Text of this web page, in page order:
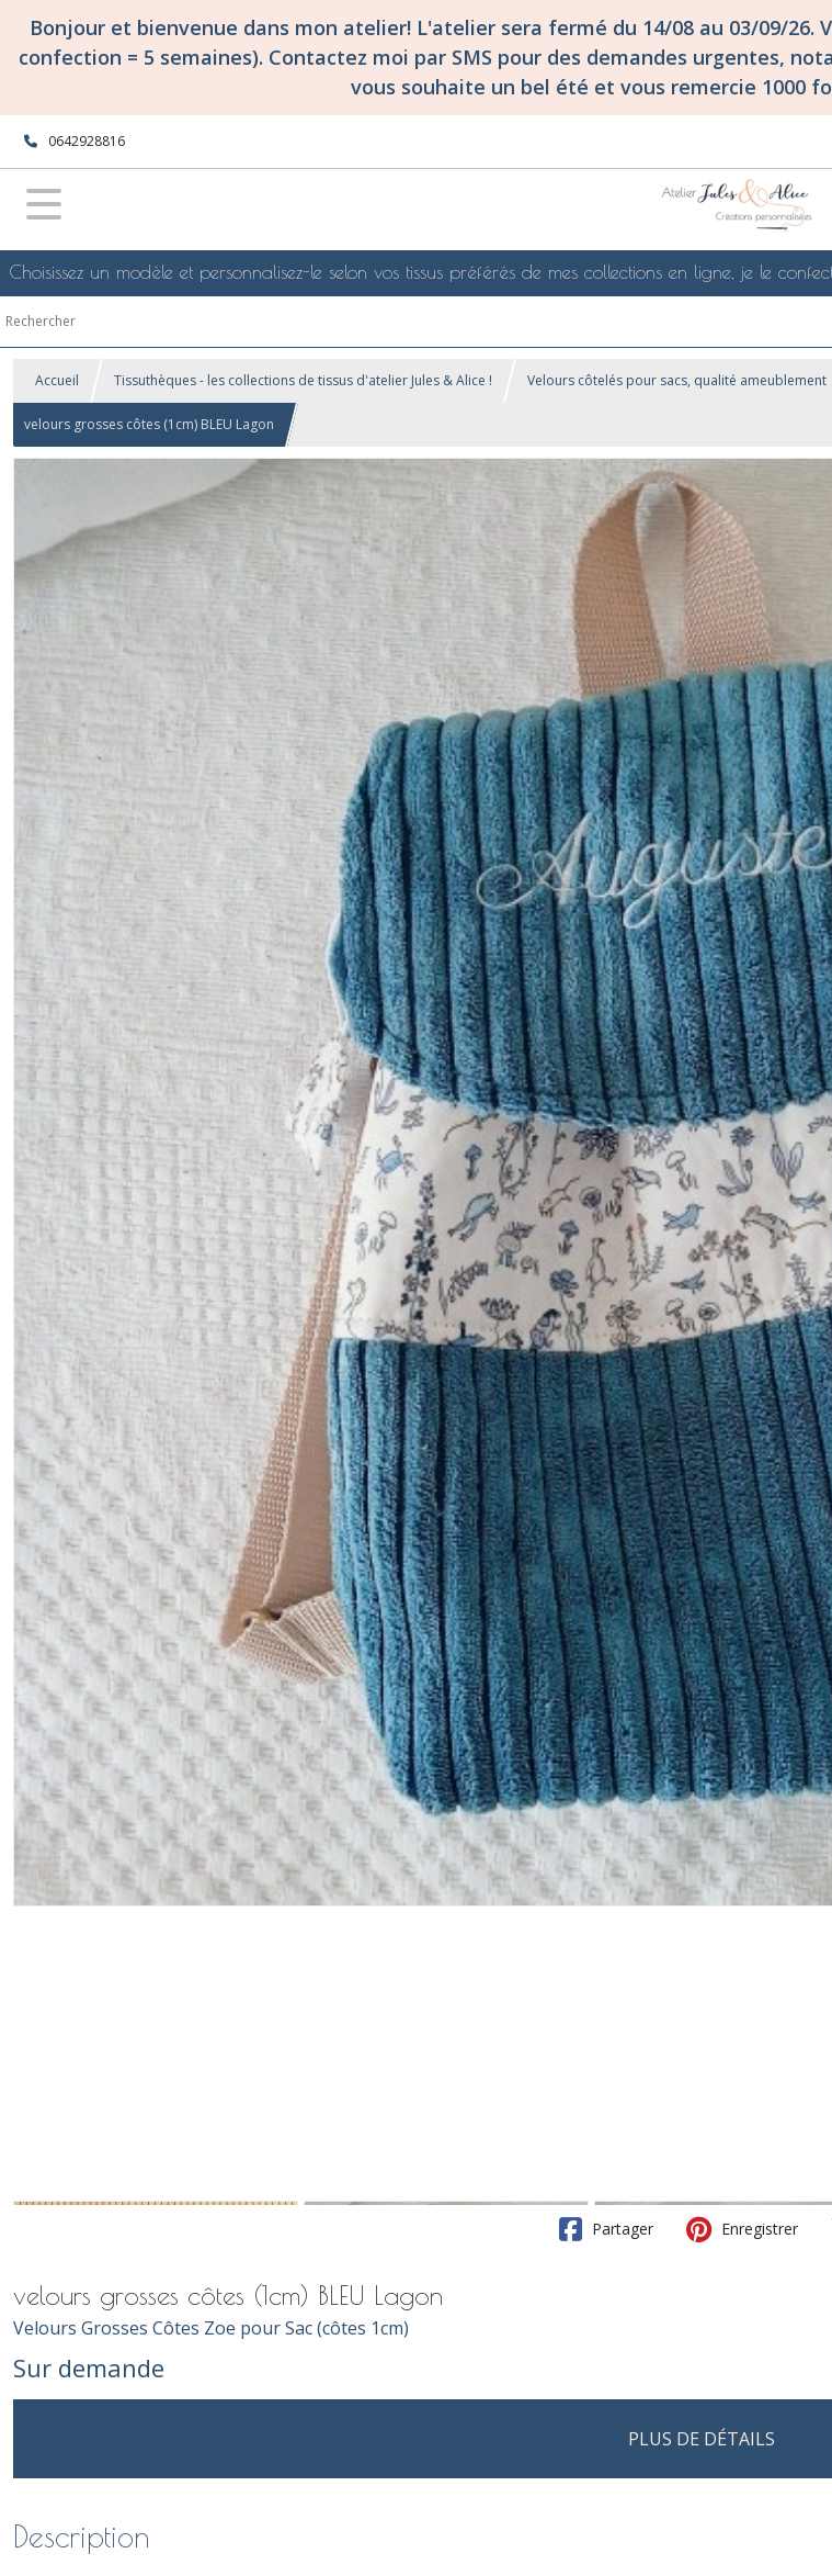
Bonjour et bienvenue dans mon atelier! L'atelier sera fermé du 14/08 au 03/09/
confection = 5 semaines). Contactez moi par SMS pour des demandes urgentes,
vous souhaite un bel été et vous remercie 1000
0642928816
Choisissez un modèle et personnalisez-le selon vos tissus préférés de mes collections en ligne, je le
Accueil Tissuthèques - les collections de tissus d'atelier Jules & Alice ! Velours côtelés pour sacs, qualité ameublement
velours grosses côtes (1cm) BLEU Lagon
Partager Enregistrer
velours grosses côtes (1cm) BLEU Lagon
Velours Grosses Côtes Zoe pour Sac (côtes 1cm)
Sur demande
PLUS DE DÉTAILS
Description